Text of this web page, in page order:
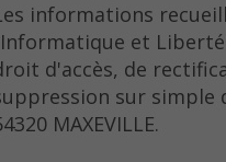
informations
et
d'accès, de
sur simple
MAXEVILLE.